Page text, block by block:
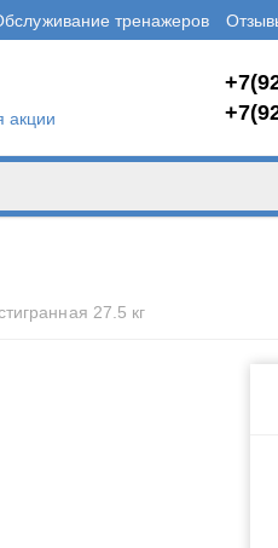
тренажеров
акции
27.5 кг